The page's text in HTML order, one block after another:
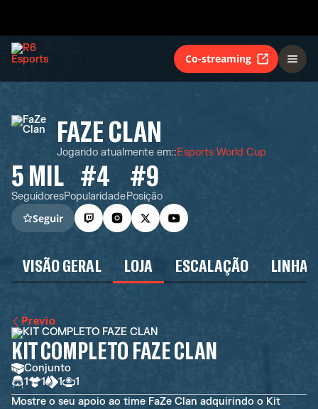
Co-streaming
FAZE CLAN
Jogando atualmente em::Esports World Cup
5 MIL
Seguidores
#4
Popularidade
#9
Posição
Seguir
VISÃO GERAL LOJA ESCALAÇÃO LINHA
Previo
KIT COMPLETO FAZE CLAN
Conjunto
1
1 1
1
Mostre o seu apoio ao time FaZe Clan adquirindo o Kit